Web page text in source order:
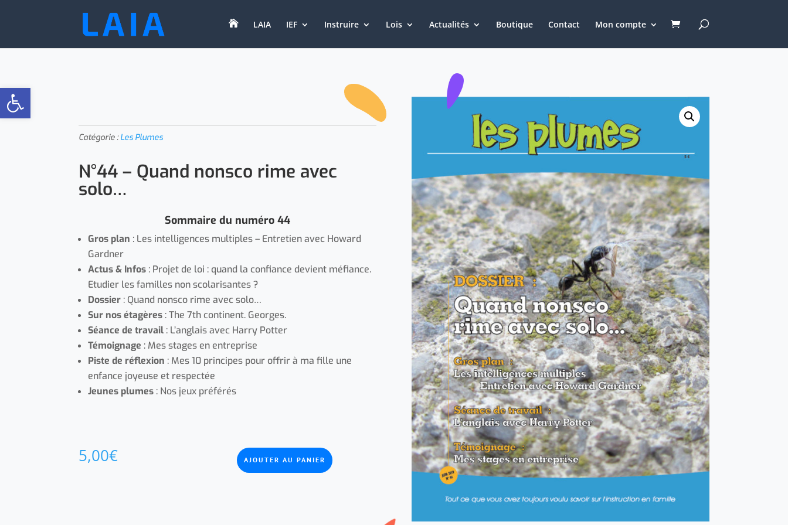
Ouvrir la barre d’outils
 LAIA IEF Instruire Lois Actualités Boutique Contact Mon compte
Catégorie :Les Plumes
N°44 – Quand nonsco rime avec
solo…
Sommaire du numéro 44
Gros plan : Les intelligences multiples – Entretien avec Howard
Gardner
Actus & Infos : Projet de loi : quand la confiance devient méfiance.
Etudier les familles non scolarisantes ?
Dossier : Quand nonsco rime avec solo…
Sur nos étagères : The 7th continent. Georges.
Séance de travail : L’anglais avec Harry Potter
Témoignage : Mes stages en entreprise
Piste de réflexion : Mes 10 principes pour offrir à ma fille une
enfance joyeuse et respectée
Jeunes plumes : Nos jeux préférés
5,00€ AJOUTER AU PANIER